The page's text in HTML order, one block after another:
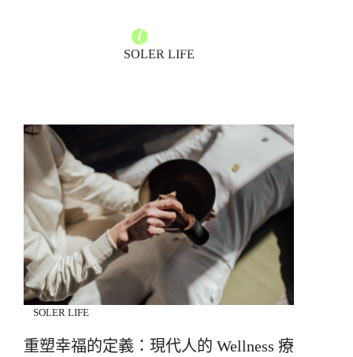
SOLER LIFE
SOLER LIFE
重塑幸福的定義：現代人的 Wellness 療